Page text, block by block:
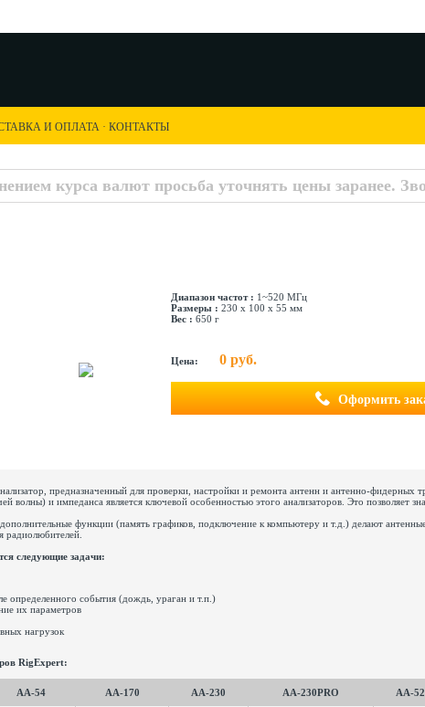
И ОПЛАТА · КОНТАКТЫ
курса валют просьба уточнять цены заранее.
Диапазон частот : 1~520 МГц
Размеры : 230 х 100 х 55 мм
Вес : 650 г
Цена: 0 руб.
Оформить
предназначенный для проверки, настройки и ремонта антенн и антенно-фидерных
волны) и импеданса является ключевой особенностью этого анализаторов. Это позволяет
функции (память графиков, подключение к компьютеру и т.д.) делают
радиолюбителей.
следующие задачи:
определенного события (дождь, ураган и т.п.)
их параметров
нагрузок
RigExpert:
AA-54 AA-170 AA-230 AA-230PRO AA-